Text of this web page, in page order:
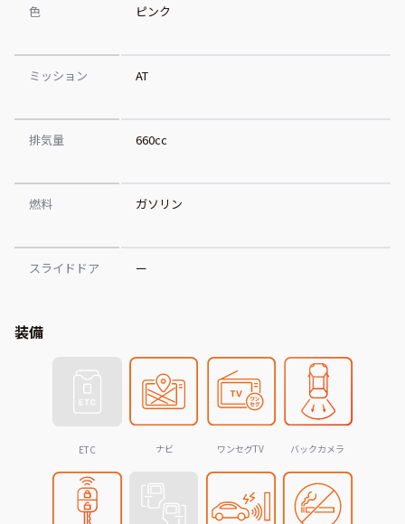
色 ピンク
ミッション AT
排気量 660cc
燃料 ガソリン
スライドドア ー
装備
ETC ナビ ワンセグTV バックカメラ